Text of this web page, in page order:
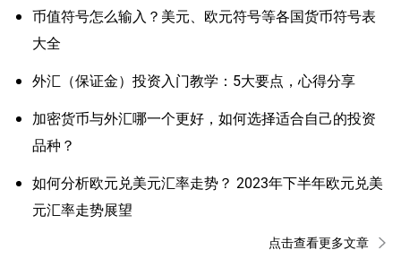
币值符号怎么输入？美元、欧元符号等各国货币符号表
大全
外汇（保证金）投资入门教学：5大要点，心得分享
加密货币与外汇哪一个更好，如何选择适合自己的投资
品种？
如何分析欧元兑美元汇率走势？ 2023年下半年欧元兑美
元汇率走势展望
点击查看更多文章